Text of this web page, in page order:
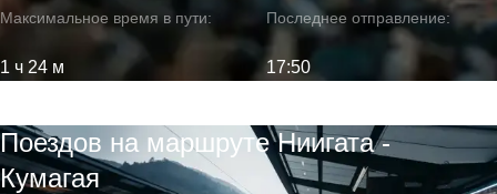
Максимальное время в пути:
1 ч 24 м
Последнее отправление:
17:50
Поездов на маршруте Ниигата -
Кумагая